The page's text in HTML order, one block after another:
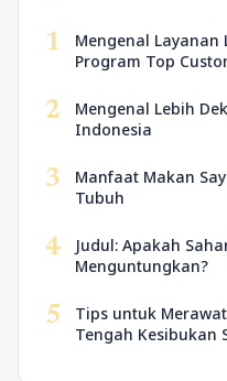
1
Mengenal
Program Top
2
Mengenal Lebih
Indonesia
3
Manfaat Makan
Tubuh
4
Judul: Apakah
Menguntungkan?
5
Tips untuk
Tengah Kesibukan